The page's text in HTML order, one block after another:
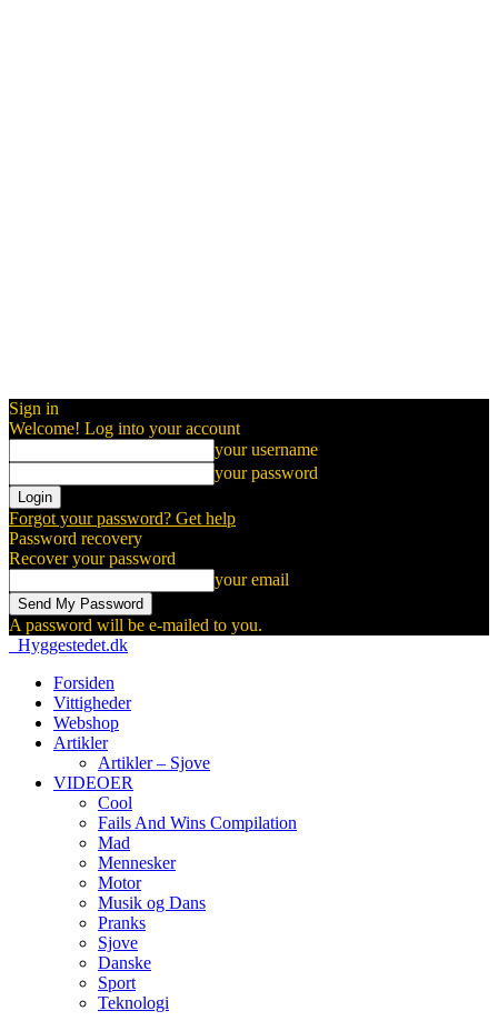
Sign in
Welcome! Log into your account
your username
your password
Forgot your password? Get help
Password recovery
Recover your password
your email
A password will be e-mailed to you.
Hyggestedet.dk
Forsiden
Vittigheder
Webshop
Artikler
Artikler – Sjove
VIDEOER
Cool
Fails And Wins Compilation
Mad
Mennesker
Motor
Musik og Dans
Pranks
Sjove
Danske
Sport
Teknologi